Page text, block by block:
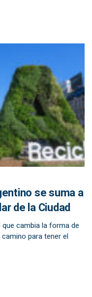
se suma a
de la Ciudad
cambia la forma de
para tener el